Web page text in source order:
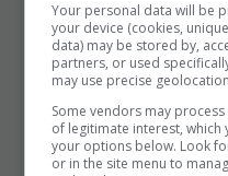
I Pro E I Contro
Che Punta A
Per Sempre
25 Novembre
Your personal data will be
your device (cookies,
data) may be stored by,
partners, or used
may use precise
Some vendors may
of legitimate interest,
your options below. Look
or in the site menu to